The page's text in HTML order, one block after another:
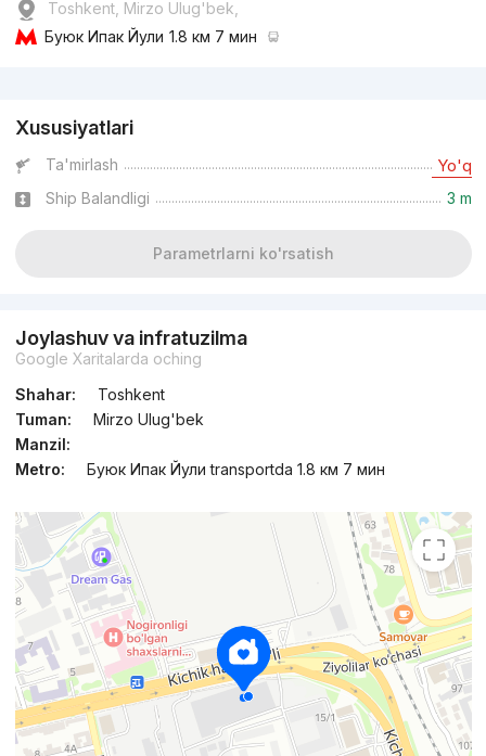
Toshkent, Mirzo Ulug'bek,
Буюк Ипак Йули 1.8 км 7 мин
Xususiyatlari
Ta'mirlash Yo'q
Ship Balandligi 3 m
Parametrlarni ko'rsatish
Joylashuv va infratuzilma
Google Xaritalarda oching
Shahar:
Toshkent
Tuman:
Mirzo Ulug'bek
Manzil:
Metro:
Буюк Ипак Йули transportda 1.8 км 7 мин